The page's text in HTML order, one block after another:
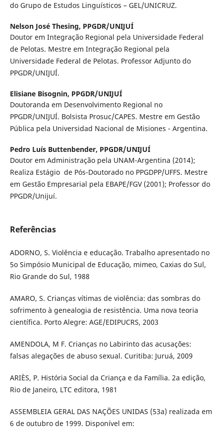
do Grupo de Estudos Linguísticos – GEL/UNICRUZ.
Nelson José Thesing, PPGDR/UNIJUÍ
Doutor em Integração Regional pela Universidade Federal
de Pelotas. Mestre em Integração Regional pela
Universidade Federal de Pelotas. Professor Adjunto do
PPGDR/UNIJUÍ.
Elisiane Bisognin, PPGDR/UNIJUÍ
Doutoranda em Desenvolvimento Regional no
PPGDR/UNIJUÍ. Bolsista Prosuc/CAPES. Mestre em Gestão
Pública pela Universidad Nacional de Misiones - Argentina.
Pedro Luís Buttenbender, PPGDR/UNIJUÍ
Doutor em Administração pela UNAM-Argentina (2014);
Realiza Estágio de Pós-Doutorado no PPGDPP/UFFS. Mestre
em Gestão Empresarial pela EBAPE/FGV (2001); Professor do
PPGDR/Unijuí.
Referências
ADORNO, S. Violência e educação. Trabalho apresentado no
5o Simpósio Municipal de Educação, mimeo, Caxias do Sul,
Rio Grande do Sul, 1988
AMARO, S. Crianças vítimas de violência: das sombras do
sofrimento à genealogia de resistência. Uma nova teoria
científica. Porto Alegre: AGE/EDIPUCRS, 2003
AMENDOLA, M F. Crianças no Labirinto das acusações:
falsas alegações de abuso sexual. Curitiba: Juruá, 2009
ARIÈS, P. História Social da Criança e da Família. 2a edição,
Rio de Janeiro, LTC editora, 1981
ASSEMBLEIA GERAL DAS NAÇÕES UNIDAS (53a) realizada em
6 de outubro de 1999. Disponível em: